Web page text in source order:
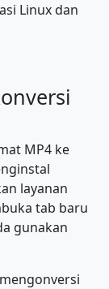
Linux dan
MP4 ke
layanan
tab baru
gunakan